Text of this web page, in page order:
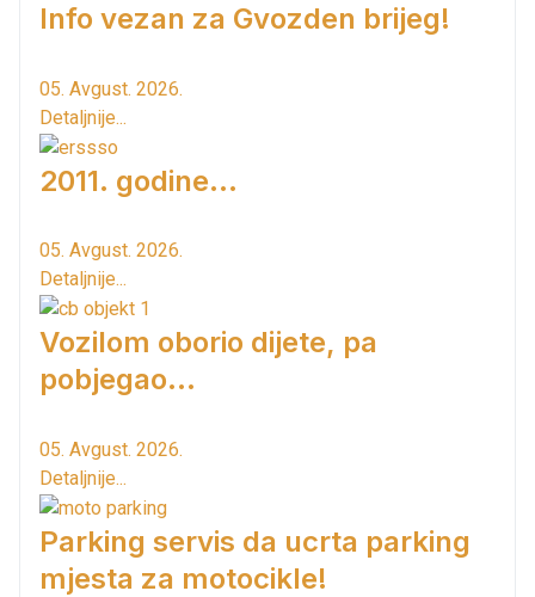
Info vezan za Gvozden brijeg!
05. Avgust. 2026.
Detaljnije...
2011. godine...
05. Avgust. 2026.
Detaljnije...
Vozilom oborio dijete, pa
pobjegao...
05. Avgust. 2026.
Detaljnije...
Parking servis da ucrta parking
mjesta za motocikle!